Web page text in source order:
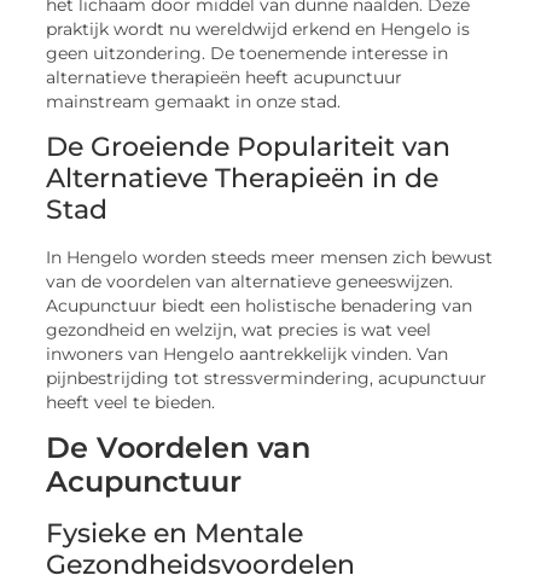
praktijk wordt nu wereldwijd erkend en Hengelo is
geen uitzondering. De toenemende interesse in
alternatieve therapieën heeft acupunctuur
mainstream gemaakt in onze stad.
De Groeiende Populariteit van
Alternatieve Therapieën in de
Stad
In Hengelo worden steeds meer mensen zich bewust
van de voordelen van alternatieve geneeswijzen.
Acupunctuur biedt een holistische benadering van
gezondheid en welzijn, wat precies is wat veel
inwoners van Hengelo aantrekkelijk vinden. Van
pijnbestrijding tot stressvermindering, acupunctuur
heeft veel te bieden.
De Voordelen van
Acupunctuur
Fysieke en Mentale
Gezondheidsvoordelen